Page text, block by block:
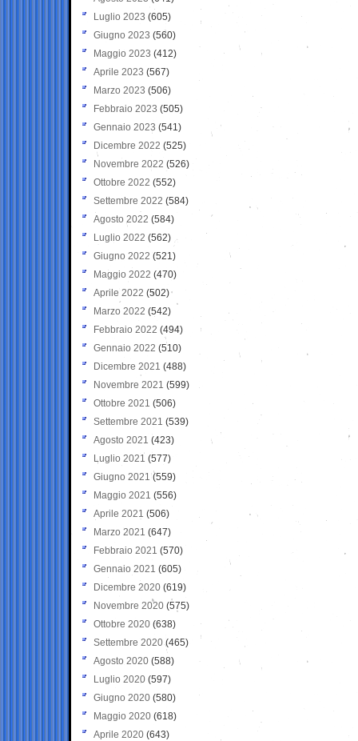
Luglio 2023 (605)
Giugno 2023 (560)
Maggio 2023 (412)
Aprile 2023 (567)
Marzo 2023 (506)
Febbraio 2023 (505)
Gennaio 2023 (541)
Dicembre 2022 (525)
Novembre 2022 (526)
Ottobre 2022 (552)
Settembre 2022 (584)
Agosto 2022 (584)
Luglio 2022 (562)
Giugno 2022 (521)
Maggio 2022 (470)
Aprile 2022 (502)
Marzo 2022 (542)
Febbraio 2022 (494)
Gennaio 2022 (510)
Dicembre 2021 (488)
Novembre 2021 (599)
Ottobre 2021 (506)
Settembre 2021 (539)
Agosto 2021 (423)
Luglio 2021 (577)
Giugno 2021(559)
Maggio 2021 (556)
Aprile 2021 (506)
Marzo 2021 (647)
Febbraio 2021 (570)
Gennaio 2021 (605)
Dicembre 2020 (619)
Novembre 2020 (575)
Ottobre 2020 (638)
Settembre 2020(465)
Agosto 2020 (588)
Luglio 2020 (597)
Giugno 2020 (580)
Maggio 2020 (618)
Aprile 2020 (643)